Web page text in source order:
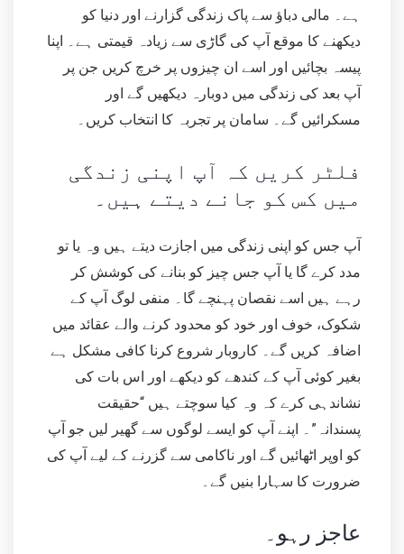
ہے۔ مالی دباؤ سے پاک زندگی گزارنے اور دنیا کو
دیکھنے کا موقع آپ کی گاڑی سے زیادہ قیمتی ہے۔ اپنا
پیسہ بچائیں اور اسے ان چیزوں پر خرچ کریں جن پر
آپ بعد کی زندگی میں دوبارہ دیکھیں گے اور
مسکرائیں گے۔ سامان پر تجربہ کا انتخاب کریں۔
فلٹر کریں کہ آپ اپنی زندگی
میں کس کو جانے دیتے ہیں۔
آپ جس کو اپنی زندگی میں اجازت دیتے ہیں وہ یا تو
مدد کرے گا یا آپ جس چیز کو بنانے کی کوشش کر
رہے ہیں اسے نقصان پہنچے گا۔ منفی لوگ آپ کے
شکوک، خوف اور خود کو محدود کرنے والے عقائد میں
اضافہ کریں گے۔ کاروبار شروع کرنا کافی مشکل ہے
بغیر کوئی آپ کے کندھے کو دیکھے اور اس بات کی
نشاندہی کرے کہ وہ کیا سوچتے ہیں “حقیقت
پسندانہ”۔ اپنے آپ کو ایسے لوگوں سے گھیر لیں جو آپ
کو اوپر اٹھائیں گے اور ناکامی سے گزرنے کے لیے آپ کی
ضرورت کا سہارا بنیں گے۔
عاجز رہو۔